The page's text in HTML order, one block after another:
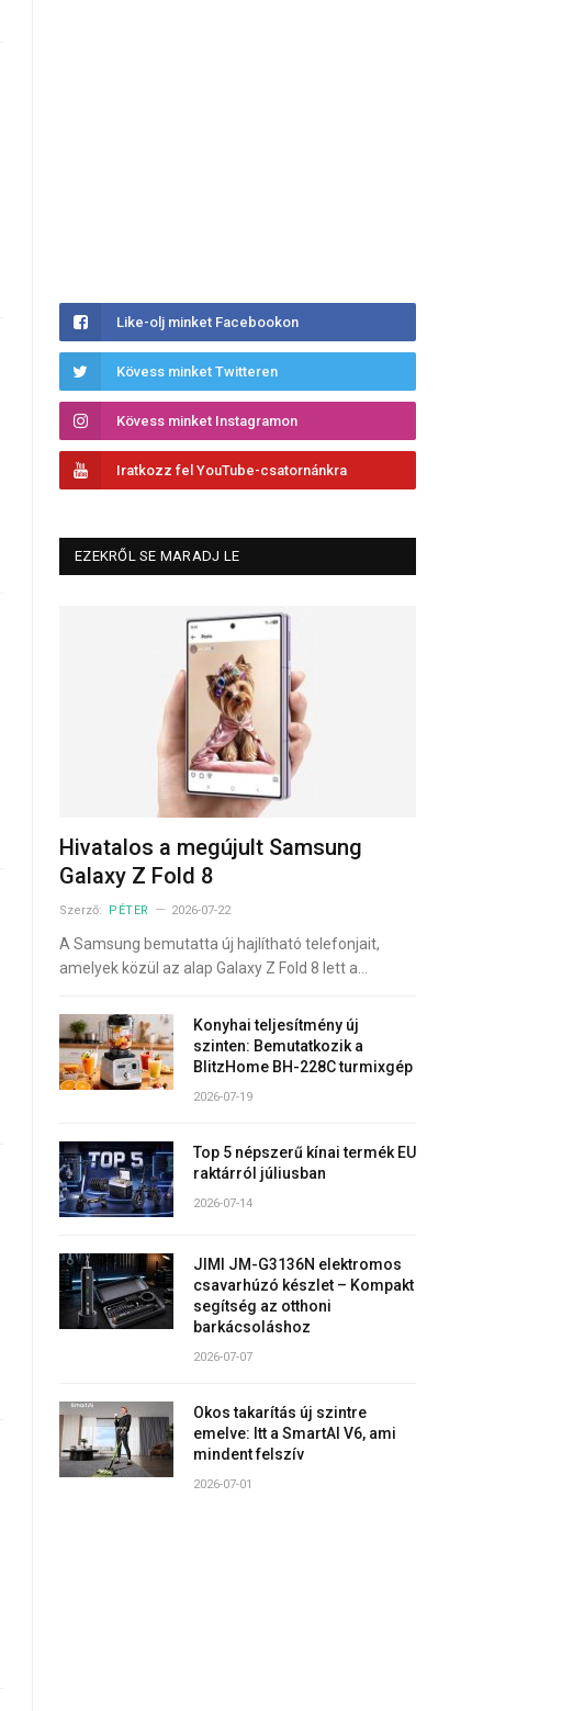
Like-olj minket Facebookon
Kövess minket Twitteren
Kövess minket Instagramon
Iratkozz fel YouTube-csatornánkra
EZEKRŐL SE MARADJ LE
Hivatalos a megújult Samsung
Galaxy Z Fold 8
Szerző: PÉTER 2026-07-22
A Samsung bemutatta új hajlítható telefonjait,
amelyek közül az alap Galaxy Z Fold 8 lett a…
Konyhai teljesítmény új
szinten: Bemutatkozik a
BlitzHome BH-228C turmixgép
2026-07-19
Top 5 népszerű kínai termék EU
raktárról júliusban
2026-07-14
JIMI JM-G3136N elektromos
csavarhúzó készlet – Kompakt
segítség az otthoni
barkácsoláshoz
2026-07-07
Okos takarítás új szintre
emelve: Itt a SmartAI V6, ami
mindent felszív
2026-07-01